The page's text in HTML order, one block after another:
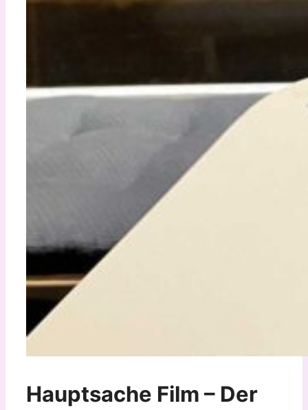
Hauptsache Film – Der